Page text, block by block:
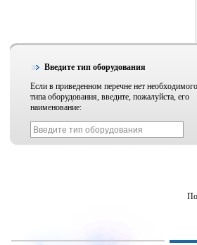
Введите тип оборудования
Если в приведенном перечне нет
типа оборудования, введите, пожалуйста, его
наименование: